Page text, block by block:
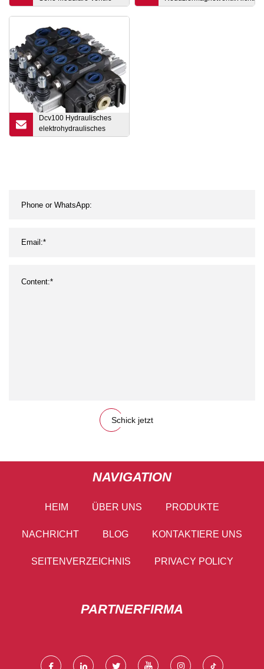
Druck- und
Durchflussregelung (und
Rückschlag) Modulare
Ventile Mfp
Servo-/Proportional-/
Dcv100 Hydraulisches
elektrohydraulisches
Richtungssteuerventil.
Schick jetzt
NAVIGATION
HEIM ÜBER UNS PRODUKTE
NACHRICHT BLOG KONTAKTIERE UNS
SEITENVERZEICHNIS PRIVACY POLICY
PARTNERFIRMA